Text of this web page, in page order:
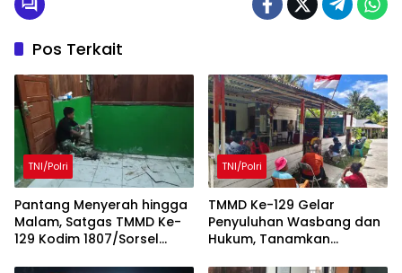
Pos Terkait
TNI/Polri
Pantang Menyerah hingga
Malam, Satgas TMMD Ke-
129 Kodim 1807/Sorsel
TNI/Polri
TMMD Ke-129 Gelar
Penyuluhan Wasbang dan
Hukum, Tanamkan